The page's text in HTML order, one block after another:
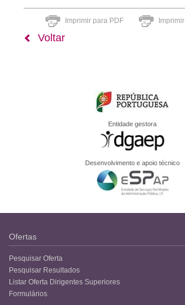
Imprimir para PDF Imprimir
Voltar
Entidade gestora
Desenvolvimento e apoio técnico
Ofertas
Pesquisar Oferta
Pesquisar Resultados
Listar Oferta Dirigentes Superiores
Formulários